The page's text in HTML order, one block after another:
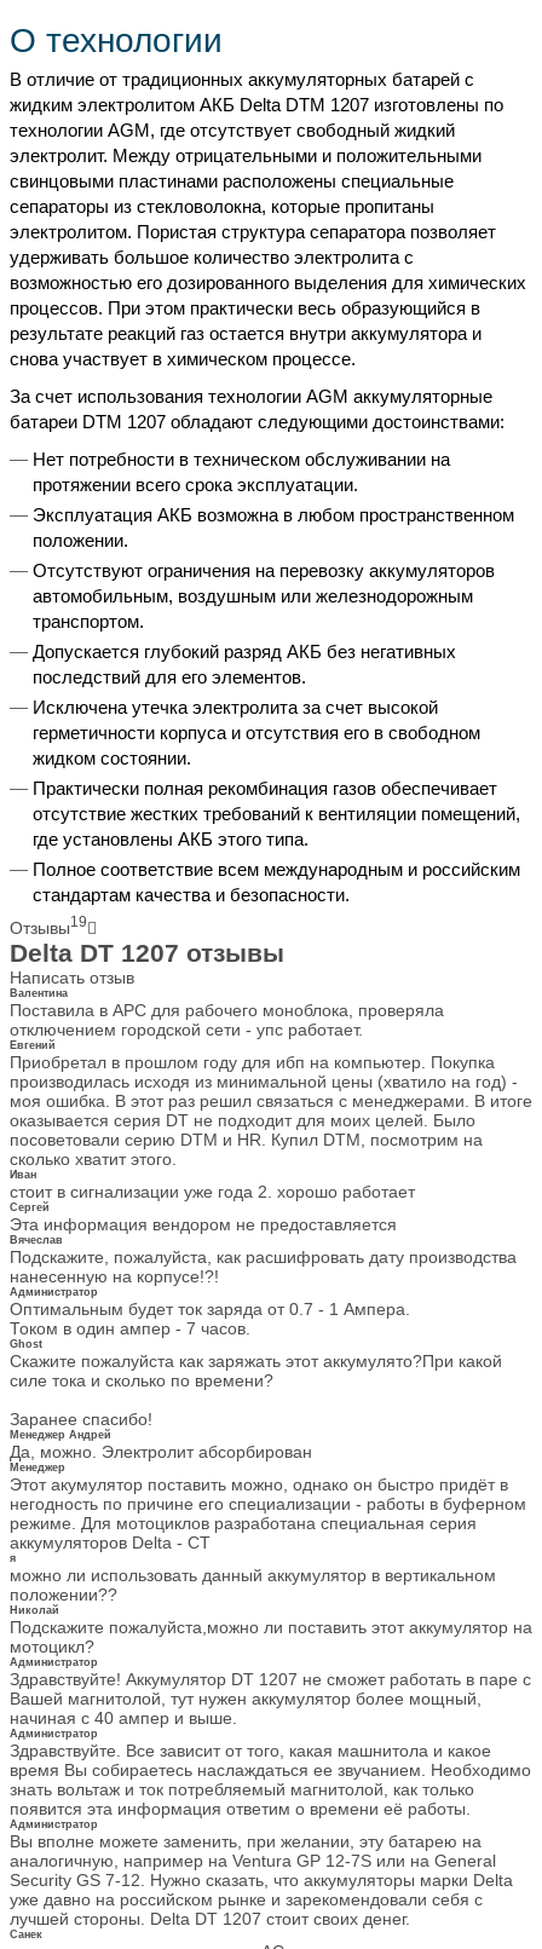
О технологии
В отличие от традиционных аккумуляторных батарей с
жидким электролитом АКБ Delta DTM 1207 изготовлены по
технологии AGM, где отсутствует свободный жидкий
электролит. Между отрицательными и положительными
свинцовыми пластинами расположены специальные
сепараторы из стекловолокна, которые пропитаны
электролитом. Пористая структура сепаратора позволяет
удерживать большое количество электролита с
возможностью его дозированного выделения для химических
процессов. При этом практически весь образующийся в
результате реакций газ остается внутри аккумулятора и
снова участвует в химическом процессе.
За счет использования технологии AGM аккумуляторные
батареи DTM 1207 обладают следующими достоинствами:
Нет потребности в техническом обслуживании на
протяжении всего срока эксплуатации.
Эксплуатация АКБ возможна в любом пространственном
положении.
Отсутствуют ограничения на перевозку аккумуляторов
автомобильным, воздушным или железнодорожным
транспортом.
Допускается глубокий разряд АКБ без негативных
последствий для его элементов.
Исключена утечка электролита за счет высокой
герметичности корпуса и отсутствия его в свободном
жидком состоянии.
Практически полная рекомбинация газов обеспечивает
отсутствие жестких требований к вентиляции помещений,
где установлены АКБ этого типа.
Полное соответствие всем международным и российским
стандартам качества и безопасности.
Отзывы19
Delta DT 1207 отзывы
Написать отзыв
Валентина
Поставила в АРС для рабочего моноблока, проверяла
отключением городской сети - упс работает.
Евгений
Приобретал в прошлом году для ибп на компьютер. Покупка
производилась исходя из минимальной цены (хватило на год) -
моя ошибка. В этот раз решил связаться с менеджерами. В итоге
оказывается серия DT не подходит для моих целей. Было
посоветовали серию DTM и HR. Купил DTM, посмотрим на
сколько хватит этого.
Иван
стоит в сигнализации уже года 2. хорошо работает
Сергей
Эта информация вендором не предоставляется
Вячеслав
Подскажите, пожалуйста, как расшифровать дату производства
нанесенную на корпусе!?!
Администратор
Оптимальным будет ток заряда от 0.7 - 1 Ампера.
Током в один ампер - 7 часов.
Ghost
Скажите пожалуйста как заряжать этот аккумулято?При какой
силе тока и сколько по времени?
Заранее спасибо!
Менеджер Андрей
Да, можно. Электролит абсорбирован
Менеджер
Этот акумулятор поставить можно, однако он быстро придёт в
негодность по причине его специализации - работы в буферном
режиме. Для мотоциклов разработана специальная серия
аккумуляторов Delta - CT
я
можно ли использовать данный аккумулятор в вертикальном
положении??
Николай
Подскажите пожалуйста,можно ли поставить этот аккумулятор на
мотоцикл?
Администратор
Здравствуйте! Аккумулятор DT 1207 не сможет работать в паре с
Вашей магнитолой, тут нужен аккумулятор более мощный,
начиная с 40 ампер и выше.
Администратор
Здравствуйте. Все зависит от того, какая машнитола и какое
время Вы собираетесь наслаждаться ее звучанием. Необходимо
знать вольтаж и ток потребляемый магнитолой, как только
появится эта информация ответим о времени её работы.
Администратор
Вы вполне можете заменить, при желании, эту батарею на
аналогичную, например на Ventura GP 12-7S или на General
Security GS 7-12. Нужно сказать, что аккумуляторы марки Delta
уже давно на российском рынке и зарекомендовали себя с
лучшей стороны. Delta DT 1207 стоит своих денег.
Санек